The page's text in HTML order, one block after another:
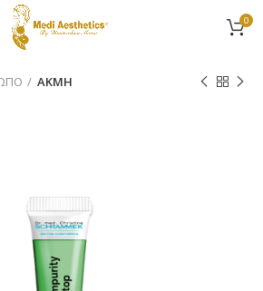
0
ΑΚΜΗ